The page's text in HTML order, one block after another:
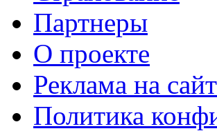
Партнеры
O проекте
Реклама на
Политика